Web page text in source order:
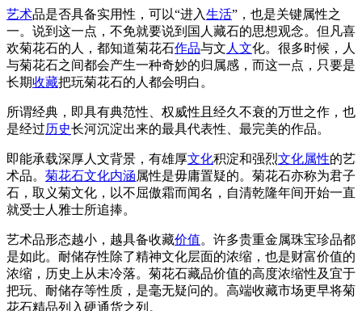
艺术品是否具备实用性，可以“进入生活”，也是关键属性之
一。说到这一点，不免就要说到国人藏石的思想观念。但凡喜
欢菊花石的人，都知道菊花石作品与文 人文化。很多时候，人
与菊花石之间都会产生一种奇妙的归属感，而这一点，只要是
长期收藏把玩菊花石的人都会明白。
所谓经典，即具有典范性、权威性且经久不衰的万世之作，也
是经过历史长河沉淀出来的最具代表性、最完美的作品。
即能承载深厚人文背景，有雄厚文化积淀和强烈文化属性的艺
术品。 菊花石文化内涵属性是毋庸置疑的。菊花石亦称为君子
石，取义菊文化，以不屈傲霜而闻名，自清乾隆年间开始一直
就受士人雅士所追捧。
艺术品形态越小，越具备收藏价值。许多贵重金属珠宝珍品都
是如此。耐储存性除了精神文化层面的浓缩，也是财富价值的
浓缩，历史上从未冷落。菊花石藏品价值的高度浓缩性及宜于
把玩、耐储存等性质，是毫无疑问的。高端收藏市场更早将菊
花石精品列入硬通货之列。